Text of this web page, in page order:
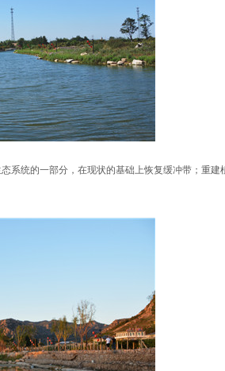
统的一部分，在现状的基础上恢复缓冲带；重